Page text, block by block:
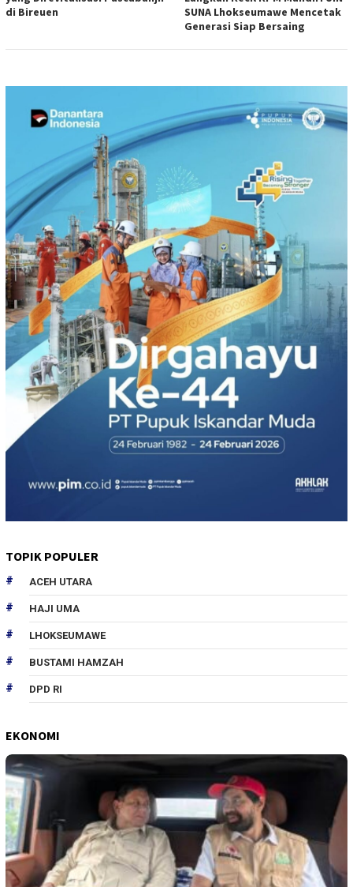
di Bireuen
SUNA Lhokseumawe Mencetak
Generasi Siap Bersaing
TOPIK POPULER
ACEH UTARA
HAJI UMA
LHOKSEUMAWE
BUSTAMI HAMZAH
DPD RI
EKONOMI